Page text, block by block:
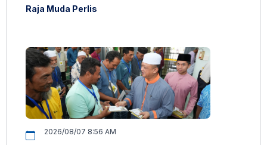
Raja Muda Perlis
2026/08/07 8:56 AM